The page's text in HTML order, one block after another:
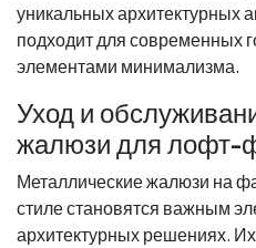
уникальных архитектурных
подходит для современных
элементами минимализма.
Уход и
жалюзи для лофт-
Металлические жалюзи на
стиле становятся важным
архитектурных решениях.